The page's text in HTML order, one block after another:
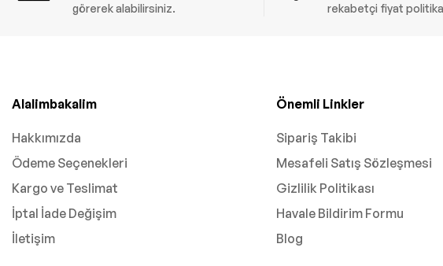
görerek alabilirsiniz.
rekabetçi fiyat
Alalimbakalim
Hakkımızda
Ödeme Seçenekleri
Kargo ve Teslimat
İptal İade Değişim
İletişim
Önemli Linkler
Sipariş Takibi
Mesafeli Satış Sözleşmesi
Gizlilik Politikası
Havale Bildirim Formu
Blog